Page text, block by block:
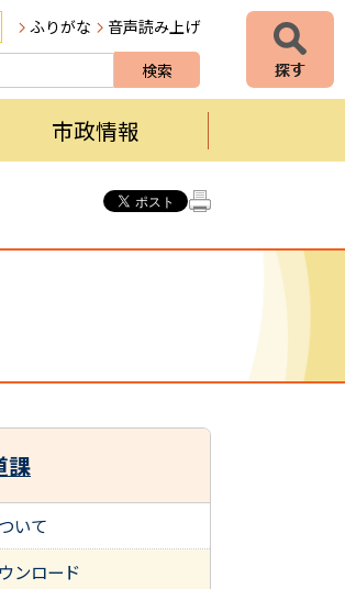
ふりがな 音声読み上げ
市政情報
課
いて
ンロード